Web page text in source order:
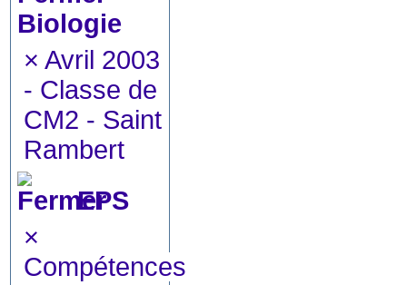
Biologie
× Avril 2003
- Classe de
CM2 - Saint
Rambert
EPS
×
Compétences